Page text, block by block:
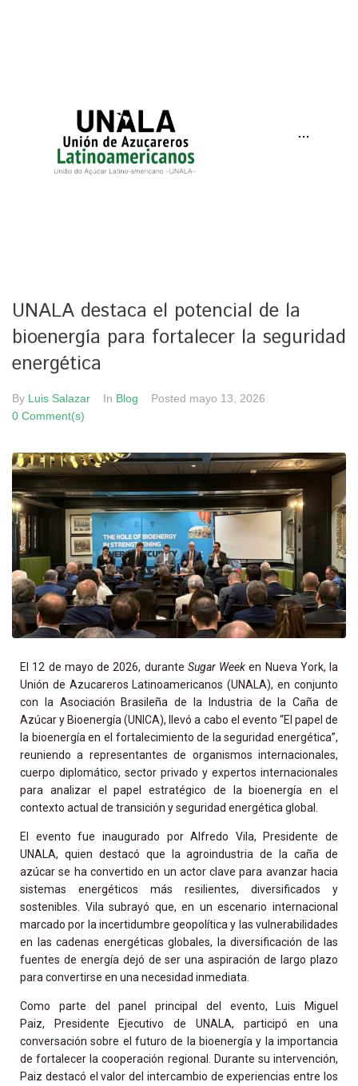
···
UNALA destaca el potencial de la
bioenergía para fortalecer la seguridad
energética
By Luis Salazar In Blog Posted mayo 13, 2026
0 Comment(s)
El 12 de mayo de 2026, durante Sugar Week en Nueva York, la
Unión de Azucareros Latinoamericanos (UNALA), en conjunto
con la Asociación Brasileña de la Industria de la Caña de
Azúcar y Bioenergía (UNICA), llevó a cabo el evento “El papel de
la bioenergía en el fortalecimiento de la seguridad energética”,
reuniendo a representantes de organismos internacionales,
cuerpo diplomático, sector privado y expertos internacionales
para analizar el papel estratégico de la bioenergía en el
contexto actual de transición y seguridad energética global.
El evento fue inaugurado por Alfredo Vila, Presidente de
UNALA, quien destacó que la agroindustria de la caña de
azúcar se ha convertido en un actor clave para avanzar hacia
sistemas energéticos más resilientes, diversificados y
sostenibles. Vila subrayó que, en un escenario internacional
marcado por la incertidumbre geopolítica y las vulnerabilidades
en las cadenas energéticas globales, la diversificación de las
fuentes de energía dejó de ser una aspiración de largo plazo
para convertirse en una necesidad inmediata.
Como parte del panel principal del evento, Luis Miguel
Paiz, Presidente Ejecutivo de UNALA, participó en una
conversación sobre el futuro de la bioenergía y la importancia
de fortalecer la cooperación regional. Durante su intervención,
Paiz destacó el valor del intercambio de experiencias entre los